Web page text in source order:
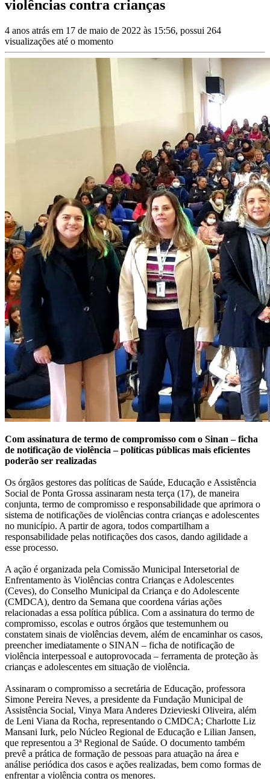
violências contra crianças
4 anos atrás em 17 de maio de 2022 às 15:56, possui 264
visualizações até o momento
Com assinatura de termo de compromisso com o Sinan – ficha
de notificação de violência – políticas públicas mais eficientes
poderão ser realizadas
Os órgãos gestores das políticas de Saúde, Educação e Assistência
Social de Ponta Grossa assinaram nesta terça (17), de maneira
conjunta, termo de compromisso e responsabilidade que aprimora o
sistema de notificações de violências contra crianças e adolescentes
no município. A partir de agora, todos compartilham a
responsabilidade pelas notificações dos casos, dando agilidade a
esse processo.
A ação é organizada pela Comissão Municipal Intersetorial de
Enfrentamento às Violências contra Crianças e Adolescentes
(Ceves), do Conselho Municipal da Criança e do Adolescente
(CMDCA), dentro da Semana que coordena várias ações
relacionadas a essa política pública. Com a assinatura do termo de
compromisso, escolas e outros órgãos que testemunhem ou
constatem sinais de violências devem, além de encaminhar os casos,
preencher imediatamente o SINAN – ficha de notificação de
violência interpessoal e autoprovocada – ferramenta de proteção às
crianças e adolescentes em situação de violência.
Assinaram o compromisso a secretária de Educação, professora
Simone Pereira Neves, a presidente da Fundação Municipal de
Assistência Social, Vinya Mara Anderes Dzievieski Oliveira, além
de Leni Viana da Rocha, representando o CMDCA; Charlotte Liz
Mansani Iurk, pelo Núcleo Regional de Educação e Lilian Jansen,
que representou a 3ª Regional de Saúde. O documento também
prevê a prática de formação de pessoas para atuação na área e
análise periódica dos casos e ações realizadas, bem como formas de
enfrentar a violência contra os menores.